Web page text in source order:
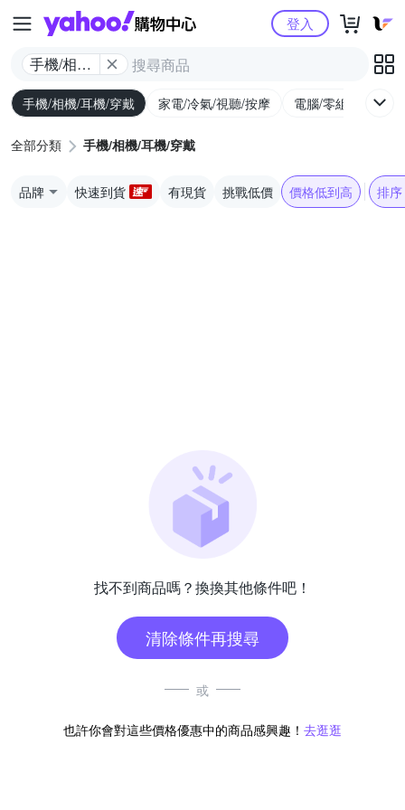
Yahoo購物中心
手機/相機/
耳機/穿戴
登入
手機/相機/耳機/穿戴 家電/冷氣/視聽/按摩 電腦/零組件/週邊/
全部分類 手機/相機/耳機/穿戴
品牌 快速到貨 有現貨 挑戰低價 價格低到高 排序
找不到商品嗎？換換其他條件吧！
清除條件再搜尋
或
也許你會對這些價格優惠中的商品感興趣！ 去逛逛